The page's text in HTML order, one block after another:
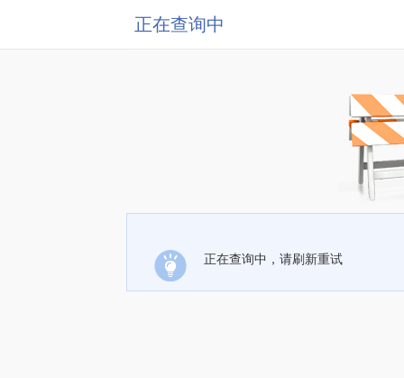
正在查询中
正在查询中，请刷新重试